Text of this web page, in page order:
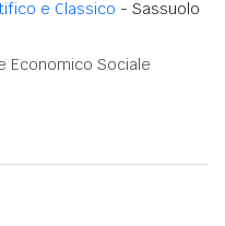
e Classico - Sassuolo
Economico Sociale